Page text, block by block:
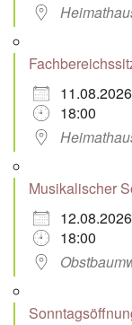
11.08.2026
18:00
Musikalischer
12.08.2026
18:00